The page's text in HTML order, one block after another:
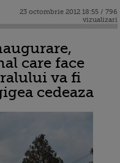
23 octombrie 2012 18:55 / 796
vizualizari
care face
va fi
cedeaza